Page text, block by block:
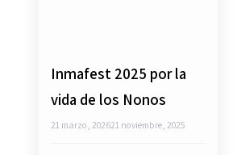
Inmafest 2025 por la
vida de los Nonos
21 marzo, 202621 noviembre, 2025